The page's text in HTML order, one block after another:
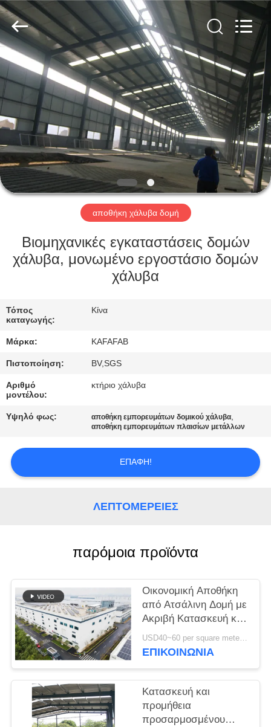
ΑΡΧΙΚΉ
ΠΡΟΪΌΝΤΑ
ΒΊΝΤΕΟ
ΕΚΠΟΜΠΉ
VR
ΣΧΕΤΙΚΆ
ΜΕ
ΞΕΝΆΓΗΣΗ
ΣΤΟ
ΈΛΕΓΧΟΣ
ΠΟΙΌΤΗΤΑΣ
ΕΠΙΚΟΙΝΩΝΉΣΤΕ
ΜΑΖΊ
ΥΠΟΘΈΣΕΙΣ
SITEMAP
ΠΟΛΙΤΙΚΉ
ΑΠΟΡΡΉΤΟΥ
KaFa
Fabrication
Co.,
Ltd..
Rights
Reserved.
αποθήκη χάλυβα δομή
Βιομηχανικές εγκαταστάσεις δομών
χάλυβα, μονωμένο εργοστάσιο δομών
χάλυβα
Τόπος
καταγωγής:
Κίνα
Μάρκα: KAFAFAB
Πιστοποίηση: BV,SGS
Αριθμό
μοντέλου:
κτήριο χάλυβα
Υψηλό φως: αποθήκη εμπορευμάτων δομικού χάλυβα,
αποθήκη εμπορευμάτων πλαισίων μετάλλων
ΕΠΑΦΉ!
ΛΕΠΤΟΜΈΡΕΙΕΣ
παρόμοια προϊόντα
Οικονομική Αποθήκη
από Ατσάλινη Δομή με
Ακριβή Κατασκευή και
Ολοκληρωμένη Λύση
Παράδοσης
USD40~60 per square meter MOQ:1000 sqm
ΕΠΙΚΟΙΝΩΝΙΑ
Κατασκευή και
προμήθεια
προσαρμοσμένου